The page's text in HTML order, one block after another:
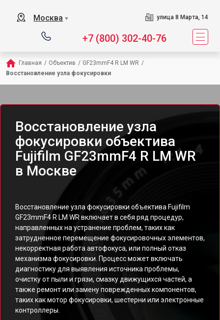
Москва ▼ улица 8 Марта, 14
+7 (800) 302-40-76
Главная / Объектив / GF23mmF4 R LM WR /
Восстановление узла фокусировки
Восстановление узла
фокусировки объектива
Fujifilm GF23mmF4 R LM WR
в Москве
Восстановление узла фокусировки объектива Fujifilm
GF23mmF4 R LM WR включает в себя ряд процедур,
направленных на устранение проблем, таких как
затрудненное перемещение фокусировочных элементов,
некорректная работа автофокуса, или полный отказ
механизма фокусировки. Процесс может включать
диагностику для выявления источника проблемы,
очистку от пыли и грязи, смазку движущихся частей, а
также ремонт или замену поврежденных компонентов,
таких как мотор фокусировки, шестерни или электронные
контроллеры.